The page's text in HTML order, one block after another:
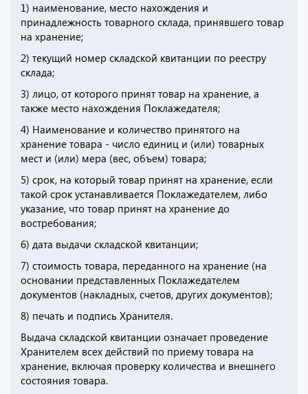
1) наименование, место нахождения и
принадлежность товарного склада, принявшего товар
на хранение;
2) текущий номер складской квитанции по реестру
склада;
3) лицо, от которого принят товар на хранение, а
также место нахождения Поклажедателя;
4) Наименование и количество принятого на
хранение товара - число единиц и (или) товарных
мест и (или) мера (вес, объем) товара;
5) срок, на который товар принят на хранение, если
такой срок устанавливается Поклажедателем, либо
указание, что товар принят на хранение до
востребования;
6) дата выдачи складской квитанции;
7) стоимость товара, переданного на хранение (на
основании представленных Поклажедателем
документов (накладных, счетов, других документов);
8) печать и подпись Хранителя.
Выдача складской квитанции означает проведение
Хранителем всех действий по приему товара на
хранение, включая проверку количества и внешнего
состояния товара.